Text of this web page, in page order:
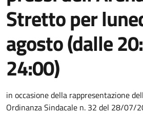
Stretto per
agosto (dalle
24:00)
Dettagli della
in occasione della rappresentazione
Ordinanza Sindacale n. 32 del 28/07/